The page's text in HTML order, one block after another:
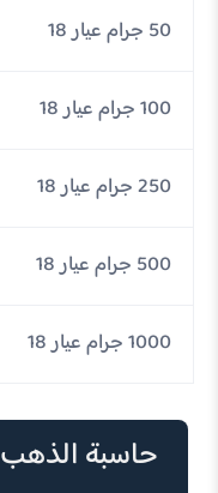
50 جرام عيار 18
100 جرام عيار 18
250 جرام عيار 18
500 جرام عيار 18
1000 جرام عيار 18
حاسبة الذهب